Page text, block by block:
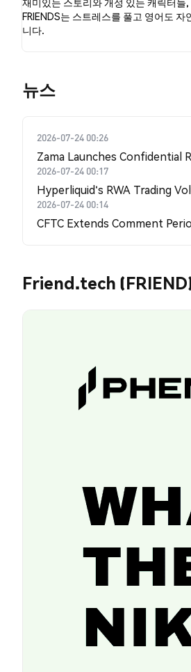
FRIENDS는 스트레스를 풀고 영어도
니다.
뉴스
2026-07-24 00:26
Zama Launches Confidential
2026-07-24 00:17
Hyperliquid's RWA Trading
2026-07-24 00:14
CFTC Extends Comment
Friend.tech